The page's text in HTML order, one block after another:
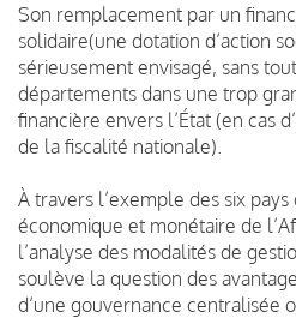
Son remplacement par un
solidaire(une dotation d’action
sérieusement envisagé, sans
départements dans une trop
financière envers l’État (en cas
de la fiscalité nationale).
À travers l’exemple des six
économique et monétaire de
l’analyse des modalités de
soulève la question des
d’une gouvernance centralisée